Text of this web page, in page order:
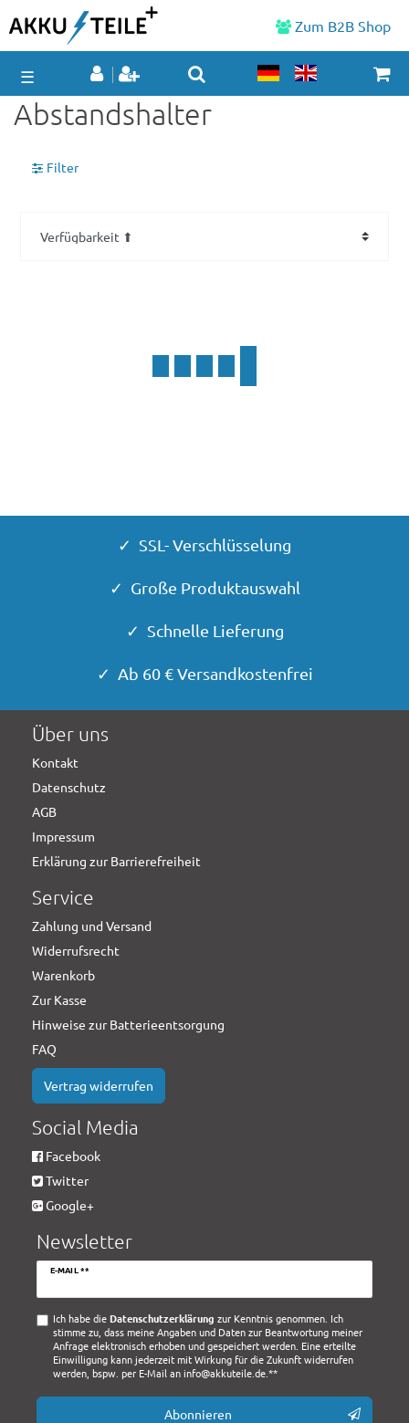
Zum B2B Shop
☰
Abstandshalter
Filter
✓ SSL- Verschlüsselung
✓ Große Produktauswahl
✓ Schnelle Lieferung
✓ Ab 60 € Versandkostenfrei
Über uns
Kontakt
Datenschutz
AGB
Impressum
Erklärung zur Barrierefreiheit
Service
Zahlung und Versand
Widerrufsrecht
Warenkorb
Zur Kasse
Hinweise zur Batterieentsorgung
FAQ
Vertrag widerrufen
Social Media
Facebook
Twitter
Google+
Newsletter
E-MAIL **
Newsletter
Ich habe die Daten­schutz­erklärung zur Kenntnis genommen. Ich
stimme zu, dass meine Angaben und Daten zur Beantwortung meiner
Anfrage elektronisch erhoben und gespeichert werden. Eine erteilte
Einwilligung kann jederzeit mit Wirkung für die Zukunft widerrufen
werden, bspw. per E-Mail an info@akkuteile.de.**
Abonnieren